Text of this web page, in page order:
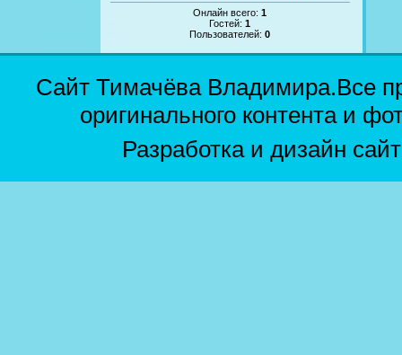
Онлайн всего:1
Гостей:1
Пользователей:0
Сайт Тимачёва Владимира.Все
оригинального контента и
Разработка и дизайн